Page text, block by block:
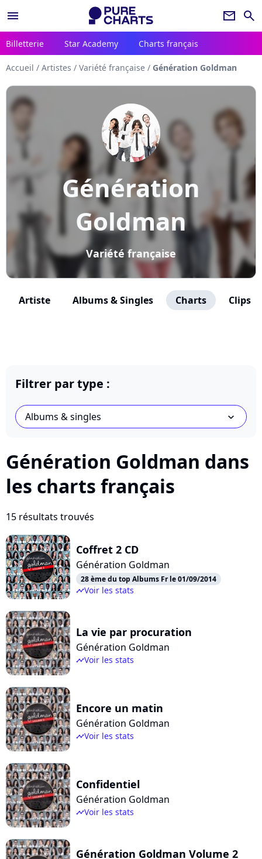
menu newsletter search
Billetterie Star Academy Charts français
Accueil / Artistes / Variété française / Génération Goldman
Génération
Goldman
Variété française
Artiste Albums & Singles Charts Clips
Filtrer par type :
Albums & singles chevron_bot
Génération Goldman dans
les charts français
15 résultats trouvés
Coffret 2 CD
Génération Goldman
28 ème du top Albums Fr le 01/09/2014
timelineVoir les stats
La vie par procuration
Génération Goldman
timelineVoir les stats
Encore un matin
Génération Goldman
timelineVoir les stats
Confidentiel
Génération Goldman
timelineVoir les stats
Génération Goldman Volume 2